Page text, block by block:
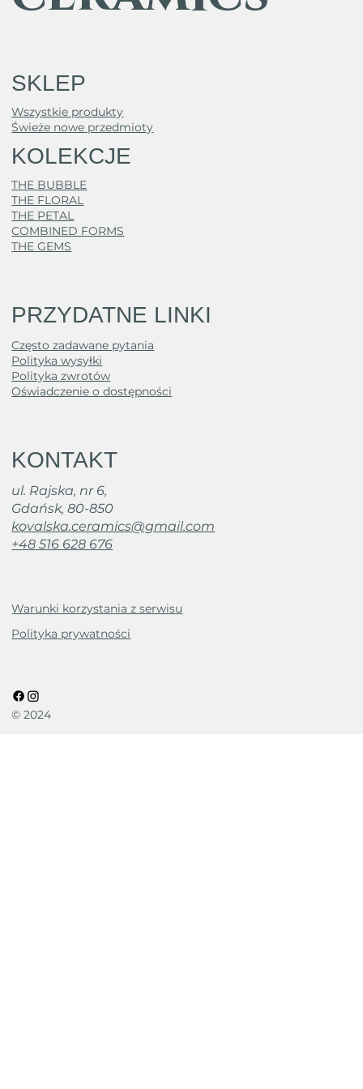
SKLEP
Wszystkie produkty
Świeże nowe przedmioty
KOLEKCJE
THE BUBBLE
THE FLORAL
THE PETAL
COMBINED FORMS
THE GEMS
PRZYDATNE LINKI
Często zadawane pytania
Polityka wysyłki
Polityka zwrotów
Oświadczenie o dostępności
KONTAKT
ul. Rajska, nr 6,
Gdańsk, 80-850
kovalska.ceramics@gmail.com
+48 516 628 676
Warunki korzystania z serwisu
Polityka prywatności
© 2024